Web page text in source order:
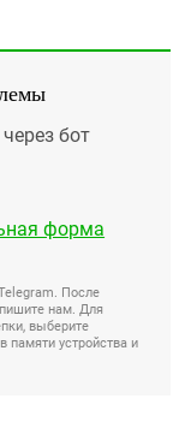
бот
форма
После
нам. Для
выберите
памяти устройства и